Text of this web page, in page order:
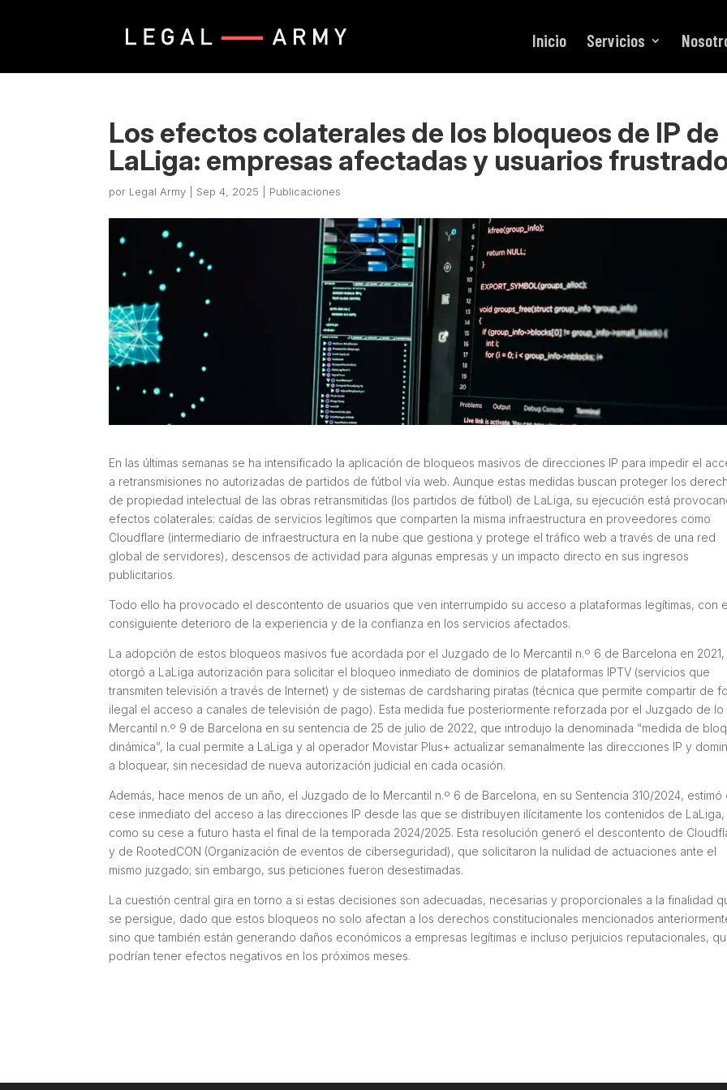
Inicio Servicios
Los efectos colaterales de los bloqueos de IP de
LaLiga: empresas afectadas y usuarios
por Legal Army Sep 4, 2025 Publicaciones
En las últimas semanas se ha intensificado la aplicación de bloqueos masivos de direcciones IP para impedir el
a retransmisiones no autorizadas de partidos de fútbol vía web. Aunque estas medidas buscan proteger los
de propiedad intelectual de las obras retransmitidas (los partidos de fútbol) de LaLiga, su ejecución está
efectos colaterales: caídas de servicios legítimos que comparten la misma infraestructura en proveedores como
Cloudflare (intermediario de infraestructura en la nube que gestiona y protege el tráfico web a través de una red
global de servidores), descensos de actividad para algunas empresas y un impacto directo en sus ingresos
publicitarios.
Todo ello ha provocado el descontento de usuarios que ven interrumpido su acceso a plataformas legítimas, con
consiguiente deterioro de la experiencia y de la confianza en los servicios afectados.
La adopción de estos bloqueos masivos fue acordada por el Juzgado de lo Mercantil n.º 6 de Barcelona en 2021,
otorgó a LaLiga autorización para solicitar el bloqueo inmediato de dominios de plataformas IPTV (servicios que
transmiten televisión a través de Internet) y de sistemas de cardsharing piratas (técnica que permite compartir de
ilegal el acceso a canales de televisión de pago). Esta medida fue posteriormente reforzada por el Juzgado de lo
Mercantil n.º 9 de Barcelona en su sentencia de 25 de julio de 2022, que introdujo la denominada “medida de
dinámica”, la cual permite a LaLiga y al operador Movistar Plus+ actualizar semanalmente las direcciones IP y
a bloquear, sin necesidad de nueva autorización judicial en cada ocasión.
Además, hace menos de un año, el Juzgado de lo Mercantil n.º 6 de Barcelona, en su Sentencia 310/2024, estimó
cese inmediato del acceso a las direcciones IP desde las que se distribuyen ilícitamente los contenidos de LaLiga,
como su cese a futuro hasta el final de la temporada 2024/2025. Esta resolución generó el descontento de
y de RootedCON (Organización de eventos de ciberseguridad), que solicitaron la nulidad de actuaciones ante el
mismo juzgado; sin embargo, sus peticiones fueron desestimadas.
La cuestión central gira en torno a si estas decisiones son adecuadas, necesarias y proporcionales a la finalidad
se persigue, dado que estos bloqueos no solo afectan a los derechos constitucionales mencionados
sino que también están generando daños económicos a empresas legítimas e incluso perjuicios reputacionales,
podrían tener efectos negativos en los próximos meses.